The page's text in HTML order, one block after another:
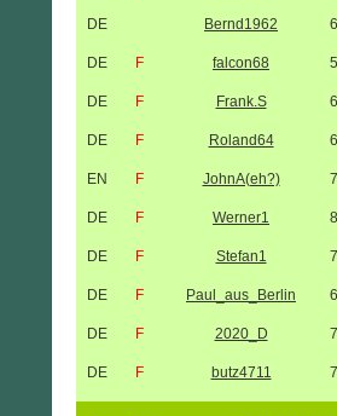
DE Bernd1962
DE F falcon68
DE F Frank.S
DE F Roland64
EN F JohnA(eh?)
DE F Werner1
DE F Stefan1
DE F Paul_aus_Berlin
DE F 2020_D
DE F butz4711